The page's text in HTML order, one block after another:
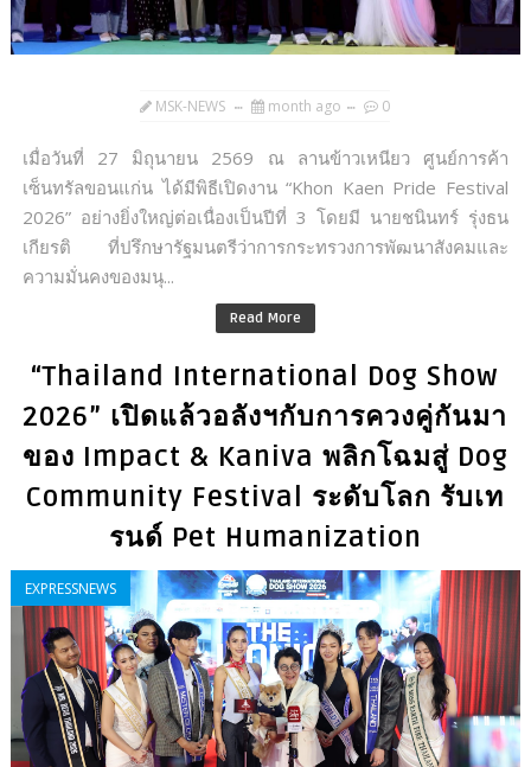
MSK-NEWS month ago 0
เมื่อวันที่ 27 มิถุนายน 2569 ณ ลานข้าวเหนียว ศูนย์การค้า
เซ็นทรัลขอนแก่น ได้มีพิธีเปิดงาน “Khon Kaen Pride Festival
2026” อย่างยิ่งใหญ่ต่อเนื่องเป็นปีที่ 3 โดยมี นายชนินทร์ รุ่งธน
เกียรติ ที่ปรึกษารัฐมนตรีว่าการกระทรวงการพัฒนาสังคมและ
ความมั่นคงของมนุ...
Read More
“Thailand International Dog Show
2026” เปิดแล้วอลังฯกับการควงคู่กันมา
ของ Impact & Kaniva พลิกโฉมสู่ Dog
Community Festival ระดับโลก รับเท
รนด์ Pet Humanization
EXPRESSNEWS